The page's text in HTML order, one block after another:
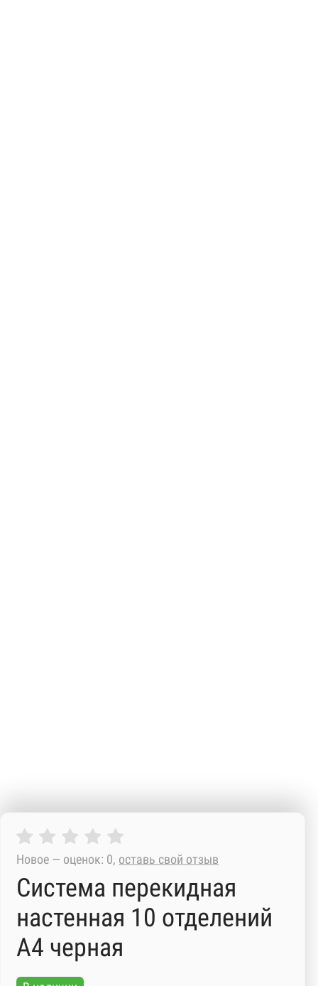
Новое — оценок: 0, оставь свой отзыв
Система перекидная
настенная 10 отделений
А4 черная